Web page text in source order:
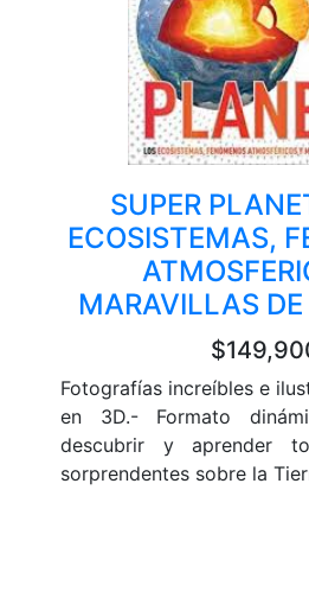
SUPER
ECOSISTEMAS,
MARAVILLAS
Fotografías increíbles e
en 3D.- Formato
descubrir y aprender
sorprendentes sobre la